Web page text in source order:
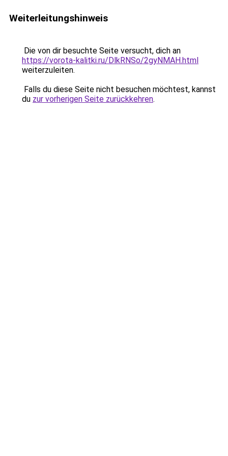
Weiterleitungshinweis
Die von dir besuchte Seite versucht, dich an
https://vorota-kalitki.ru/DlkRNSo/2gyNMAH.html
weiterzuleiten.
Falls du diese Seite nicht besuchen möchtest, kannst
du zur vorherigen Seite zurückkehren.